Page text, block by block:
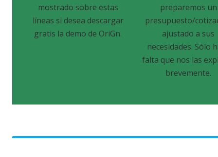
mostrado sobre estas
líneas si desea descargar
gratis la demo de OriGn.
preparemos un
presupuesto/
ajustado a sus
necesidades. Sólo
falta que nos las
brevemente.